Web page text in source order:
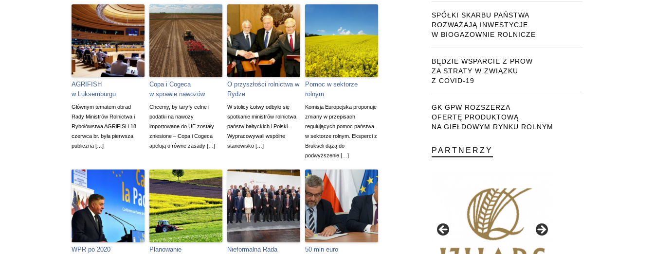
AGRIFISH
w Luksemburgu
Głównym tematem obrad
Rady Ministrów Rolnictwa i
Rybołówstwa AGRiFISH 18
czerwca br. była pierwsza
publiczna […]
Copa i Cogeca
w sprawie nawozów
Chcemy, by taryfy celne i
podatki na nawozy
importowane do UE zostały
zniesione – Copa i Cogeca
apelują o równe zasady […]
O przyszłości rolnictwa w
Rydze
W stolicy Łotwy odbyło się
spotkanie ministrów rolnictwa
państw bałtyckich i Polski.
Wypracowywali wspólne
stanowisko […]
Pomoc w sektorze
rolnym
Komisja Europejska proponuje
zmiany w przepisach
regulujących pomoc państwa
w sektorze rolnym. Eksperci z
Brukseli dążą do
podwyższenie […]
WPR po 2020
Planowanie
Nieformalna Rada
50 mln euro
SPÓŁKI SKARBU PAŃSTWA
ROZWAŻAJĄ INWESTYCJE
W BIOGAZOWNIE ROLNICZE
BĘDZIE WSPARCIE Z PROW
ZA STRATY W ZWIĄZKU
Z COVID-19
GK GPW ROZSZERZA
OFERTĘ PRODUKTOWĄ
NA GIEŁDOWYM RYNKU ROLNYM
PARTNERZY